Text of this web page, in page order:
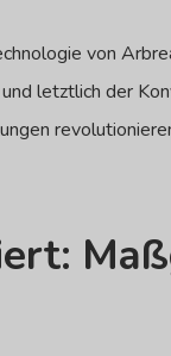
von
letztlich der